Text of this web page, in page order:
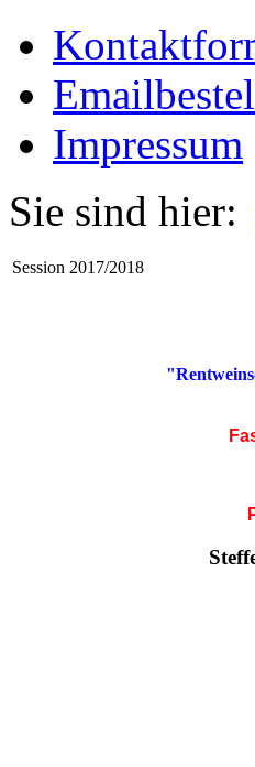
Impressum
Sie sind hier:
Session 2017/2018